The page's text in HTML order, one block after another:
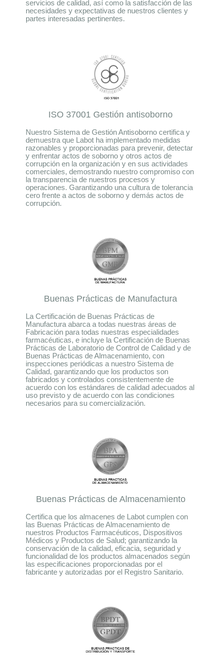
servicios de calidad, así como la satisfacción de las
necesidades y expectativas de nuestros clientes y
partes interesadas pertinentes.
ISO 37001 Gestión antisoborno
Nuestro Sistema de Gestión Antisoborno certifica y
demuestra que Labot ha implementado medidas
razonables y proporcionadas para prevenir, detectar
y enfrentar actos de soborno y otros actos de
corrupción en la organización y en sus actividades
comerciales, demostrando nuestro compromiso con
la transparencia de nuestros procesos y
operaciones. Garantizando una cultura de tolerancia
cero frente a actos de soborno y demás actos de
corrupción.
Buenas Prácticas de Manufactura
La Certificación de Buenas Prácticas de
Manufactura abarca a todas nuestras áreas de
Fabricación para todas nuestras especialidades
farmacéuticas, e incluye la Certificación de Buenas
Prácticas de Laboratorio de Control de Calidad y de
Buenas Prácticas de Almacenamiento, con
inspecciones periódicas a nuestro Sistema de
Calidad, garantizando que los productos son
fabricados y controlados consistentemente de
acuerdo con los estándares de calidad adecuados al
uso previsto y de acuerdo con las condiciones
necesarios para su comercialización.
Buenas Prácticas de Almacenamiento
Certifica que los almacenes de Labot cumplen con
las Buenas Prácticas de Almacenamiento de
nuestros Productos Farmacéuticos, Dispositivos
Médicos y Productos de Salud; garantizando la
conservación de la calidad, eficacia, seguridad y
funcionalidad de los productos almacenados según
las especificaciones proporcionadas por el
fabricante y autorizadas por el Registro Sanitario.